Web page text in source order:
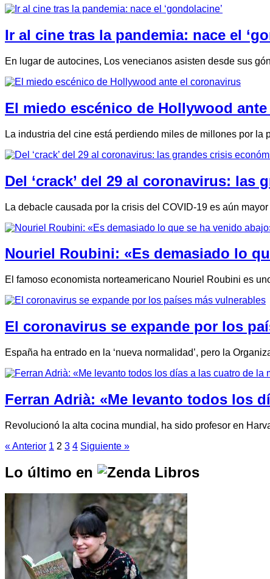
Ir al cine tras la pandemia: nace el
En lugar de autocines, Los venecianos asisten desde sus
El miedo escénico de Hollywood
La industria del cine está perdiendo miles de millones por
Del ‘crack’ del 29 al coronavirus:
La debacle causada por la crisis del COVID-19 es aún
Nouriel Roubini: «Es demasiado lo
El famoso economista norteamericano Nouriel Roubini es
El coronavirus se expande por los
España ha entrado en la ‘nueva normalidad’, pero la
Ferran Adrià: «Me levanto todos los
Revolucionó la alta cocina mundial, ha sido profesor en
« Anterior 1 2 3 4 Siguiente »
Lo último en